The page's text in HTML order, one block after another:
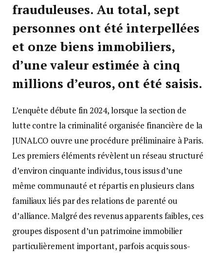
frauduleuses. Au total, sept
personnes ont été interpellées
et onze biens immobiliers,
d’une valeur estimée à cinq
millions d’euros, ont été saisis.
L’enquête débute fin 2024, lorsque la section de
lutte contre la criminalité organisée financière de la
JUNALCO ouvre une procédure préliminaire à Paris.
Les premiers éléments révèlent un réseau structuré
d’environ cinquante individus, tous issus d’une
même communauté et répartis en plusieurs clans
familiaux liés par des relations de parenté ou
d’alliance. Malgré des revenus apparents faibles, ces
groupes disposent d’un patrimoine immobilier
particulièrement important, parfois acquis sous-